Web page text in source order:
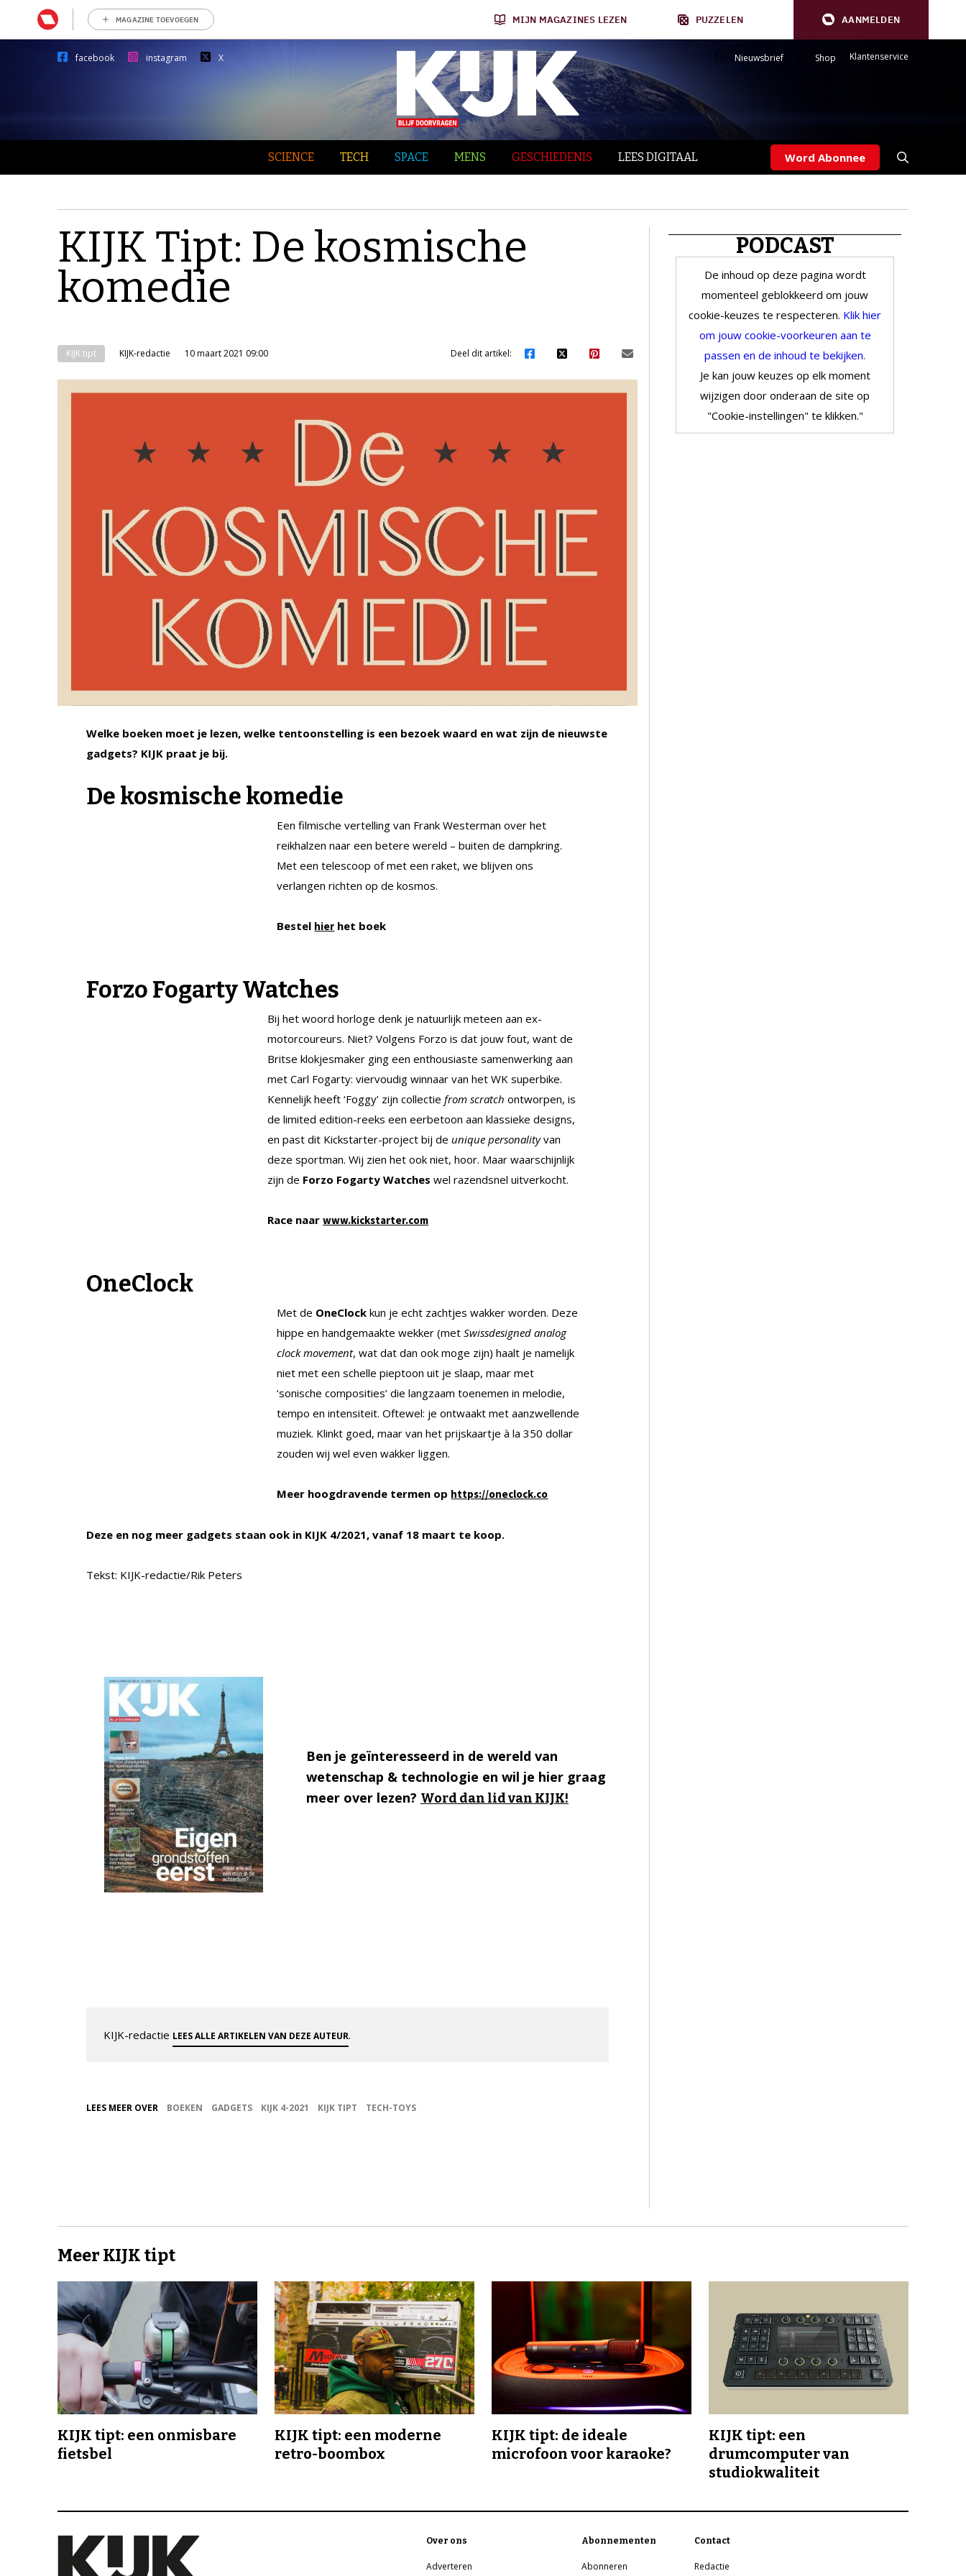
MAGAZINE TOEVOEGEN MIJN MAGAZINES LEZEN PUZZELEN AANMELDEN
facebook instagram X Nieuwsbrief Shop Klantenservice
SCIENCE TECH SPACE MENS GESCHIEDENIS LEES DIGITAAL Word Abonnee
KIJK Tipt: De kosmische
komedie
KIJK tipt KIJK-redactie 10 maart 2021 09:00 Deel dit artikel:
Welke boeken moet je lezen, welke tentoonstelling is een bezoek waard en wat zijn de nieuwste
gadgets? KIJK praat je bij.
De kosmische komedie
Een filmische vertelling van Frank Westerman over het
reikhalzen naar een betere wereld – buiten de dampkring.
Met een telescoop of met een raket, we blijven ons
verlangen richten op de kosmos.
Bestel hier het boek
Forzo Fogarty Watches
Bij het woord horloge denk je natuurlijk meteen aan ex-
motorcoureurs. Niet? Volgens Forzo is dat jouw fout, want de
Britse klokjesmaker ging een enthousiaste samenwerking aan
met Carl Fogarty: viervoudig winnaar van het WK superbike.
Kennelijk heeft ‘Foggy’ zijn collectiefrom scratchontworpen, is
de limited edition-reeks een eerbetoon aan klassieke designs,
en past dit Kickstarter-project bij deunique personalityvan
deze sportman. Wij zien het ook niet, hoor. Maar waarschijnlijk
zijn de Forzo Fogarty Watcheswel razendsnel uitverkocht.
Race naarwww.kickstarter.com
OneClock
Met de OneClockkun je echt zachtjes wakker worden. Deze
hippe en handgemaakte wekker (metSwissdesigned analog
clock movement, wat dat dan ook moge zijn) haalt je namelijk
niet met een schelle pieptoon uit je slaap, maar met
‘sonische composities’ die langzaam toenemen in melodie,
tempo en intensiteit. Oftewel: je ontwaakt met aanzwellende
muziek. Klinkt goed, maar van het prijskaartje à la 350 dollar
zouden wij wel even wakker liggen.
Meer hoogdravende termen op https://oneclock.co
Deze en nog meer gadgets staan ook in KIJK 4/2021, vanaf 18 maart te koop.
Tekst: KIJK-redactie/Rik Peters
Ben je geïnteresseerd in de wereld van
wetenschap & technologie en wil je hier graag
meer over lezen? Word dan lid van KIJK!
KIJK-redactie LEES ALLE ARTIKELEN VAN DEZE AUTEUR.
LEES MEER OVER BOEKEN GADGETS KIJK 4-2021 KIJK TIPT TECH-TOYS
PODCAST
De inhoud op deze pagina wordt
momenteel geblokkeerd om jouw
cookie-keuzes te respecteren. Klik hier
om jouw cookie-voorkeuren aan te
passen en de inhoud te bekijken.
Je kan jouw keuzes op elk moment
wijzigen door onderaan de site op
"Cookie-instellingen" te klikken."
Meer KIJK tipt
KIJK tipt: een onmisbare
fietsbel
KIJK tipt: een moderne
retro-boombox
KIJK tipt: de ideale
microfoon voor karaoke?
KIJK tipt: een
drumcomputer van
studiokwaliteit
Over ons
Adverteren
Abonnementen
Abonneren
Contact
Redactie